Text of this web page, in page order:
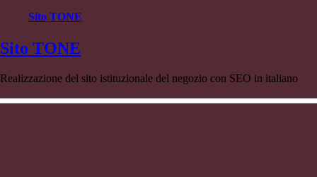
Sito TONE
Sito TONE
Realizzazione del sito istituzionale del negozio con SEO in italiano